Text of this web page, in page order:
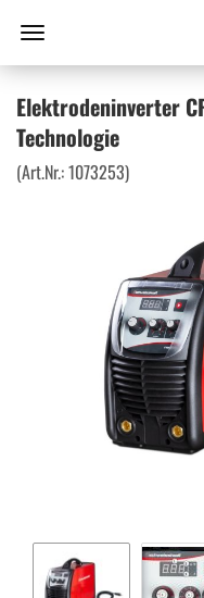
Elektrodeninverter
Technologie
(Art.Nr.:1073253)